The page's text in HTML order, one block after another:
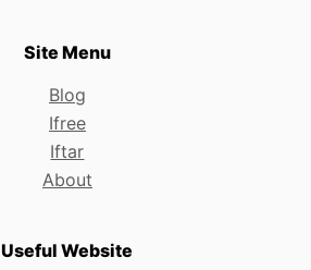
Site Menu
Blog
Ifree
Iftar
About
Useful Website